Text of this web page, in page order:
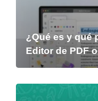
¿Qué es y qué
Editor de PDF